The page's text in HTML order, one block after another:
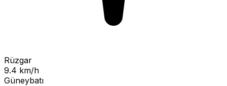
Rüzgar
9.4 km/h
Güneybatı